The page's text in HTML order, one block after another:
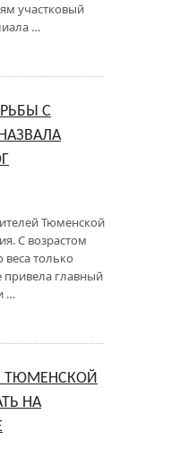
участковый
…
С
Тюменской
С возрастом
только
привела главный
…
ТЮМЕНСКОЙ
НА